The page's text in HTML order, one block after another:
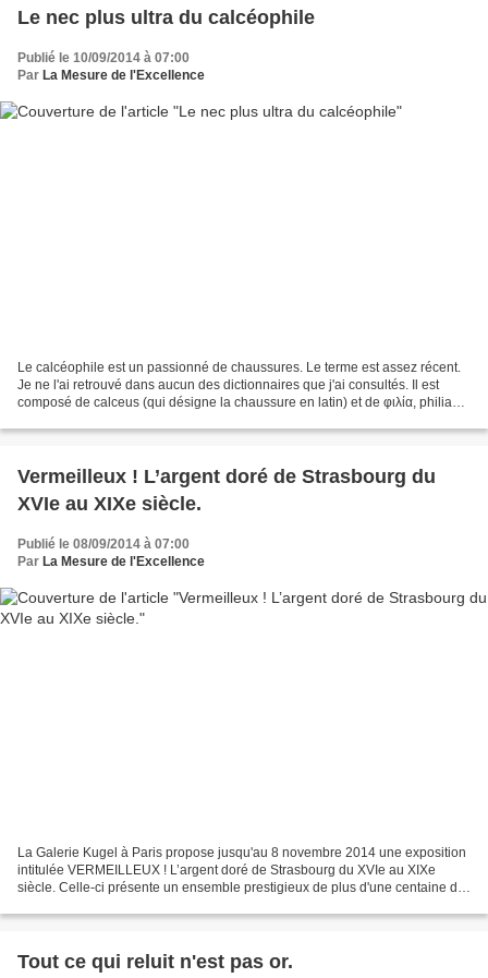
Le nec plus ultra du calcéophile
Publié le 10/09/2014 à 07:00
Par La Mesure de l'Excellence
Le calcéophile est un passionné de chaussures. Le terme est assez récent.
Je ne l'ai retrouvé dans aucun des dictionnaires que j'ai consultés. Il est
composé de calceus (qui désigne la chaussure en latin) et de φιλία, philia
Vermeilleux ! L’argent doré de Strasbourg du
XVIe au XIXe siècle.
Publié le 08/09/2014 à 07:00
Par La Mesure de l'Excellence
La Galerie Kugel à Paris propose jusqu'au 8 novembre 2014 une exposition
intitulée VERMEILLEUX ! L’argent doré de Strasbourg du XVIe au XIXe
siècle. Celle-ci présente un ensemble prestigieux de plus d'une centaine de
Tout ce qui reluit n'est pas or.